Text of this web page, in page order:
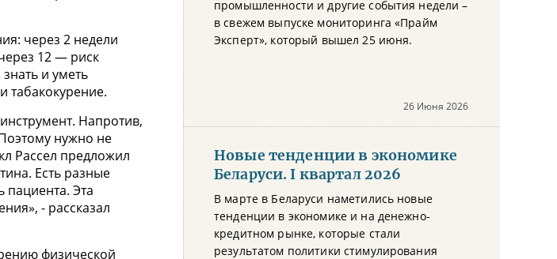
через 2 недели
12 — риск
и уметь
табакокурение.
Напротив,
нужно не
Рассел предложил
Есть разные
пациента. Эта
- рассказал
физической
промышленности и другие события недели –
в свежем выпуске мониторинга «Прайм
Эксперт», который вышел 25 июня.
26 Июня 2026
Новые тенденции в экономике
Беларуси. I квартал 2026
В марте в Беларуси наметились новые
тенденции в экономике и на денежно-
кредитном рынке, которые стали
результатом политики стимулирования